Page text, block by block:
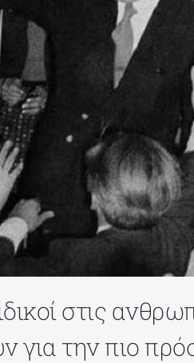
στις
για την πιο